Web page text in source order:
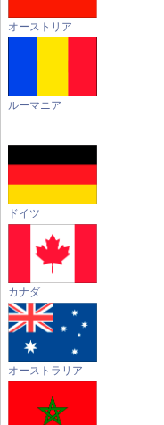
オーストリア
ルーマニア
ドイツ
カナダ
オーストラリア